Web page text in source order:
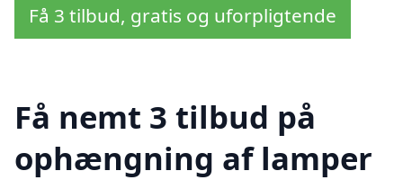
Få 3 tilbud, gratis og uforpligtende
Få nemt 3 tilbud på
ophængning af lamper